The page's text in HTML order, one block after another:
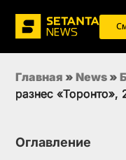
Главная » News »
разнес «Торонто»,
Оглавление